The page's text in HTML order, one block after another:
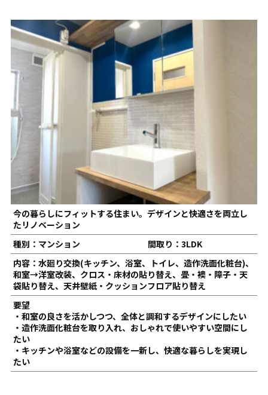
今の暮らしにフィットする住まい。デザインと快適さを両立し
たリノベーション
種別：マンション
間取り：3LDK
内容：水廻り交換(キッチン、浴室、トイレ、造作洗面化粧台)、
和室→洋室改装、クロス・床材の貼り替え、畳・襖・障子・天
袋貼り替え、天井壁紙・クッションフロア貼り替え
要望
・和室の良さを活かしつつ、全体と調和するデザインにしたい
・造作洗面化粧台を取り入れ、おしゃれで使いやすい空間にし
たい
・キッチンや浴室などの設備を一新し、快適な暮らしを実現し
たい